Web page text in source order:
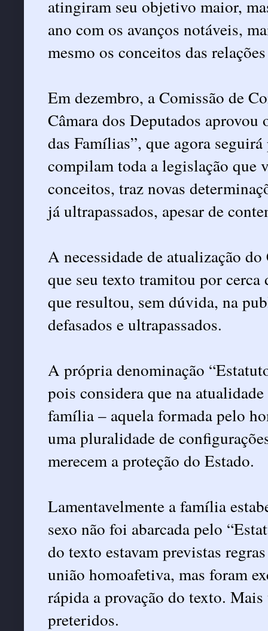
atingiram seu objetivo maior,
ano com os avanços notáveis,
mesmo os conceitos das
Em dezembro, a Comissão de
Câmara dos Deputados
das Famílias”, que agora
compilam toda a legislação que
conceitos, traz novas
já ultrapassados, apesar de
A necessidade de atualização
que seu texto tramitou por cerca
que resultou, sem dúvida, na
defasados e ultrapassados.
A própria denominação
pois considera que na
família – aquela formada pelo
uma pluralidade de
merecem a proteção do Estado.
Lamentavelmente a família
sexo não foi abarcada pelo
do texto estavam previstas
união homoafetiva, mas foram
rápida a provação do texto.
preteridos.